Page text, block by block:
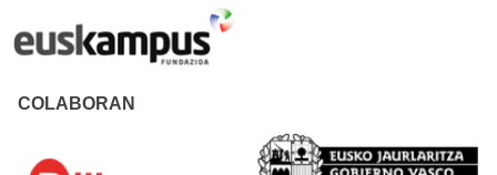
COLABORAN